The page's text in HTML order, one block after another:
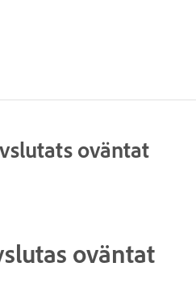
oväntat
oväntat